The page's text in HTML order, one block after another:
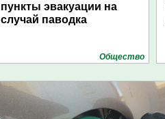
пункты эвакуации на
случай паводка
Общество